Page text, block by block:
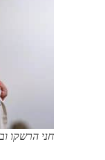
חני הרשקו